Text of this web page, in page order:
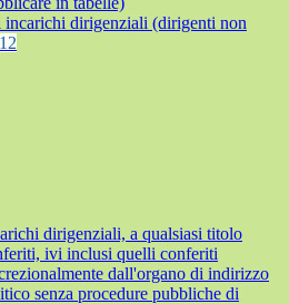
dirigenziali (dirigenti non
12
dirigenziali, a qualsiasi titolo
ivi inclusi quelli conferiti
dall'organo di indirizzo
senza procedure pubbliche di